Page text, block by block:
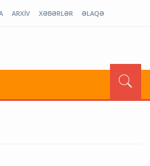
ARXİV XƏBƏRLƏR ƏLAQƏ